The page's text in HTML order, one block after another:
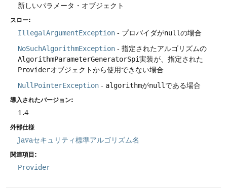
新しいパラメータ・オブジェクト
スロー:
IllegalArgumentException - プロバイダがnullの場合
NoSuchAlgorithmException - 指定されたアルゴリズムの
AlgorithmParameterGeneratorSpi実装が、指定された
Providerオブジェクトから使用できない場合
NullPointerException - algorithmがnull である場合
導入されたバージョン:
1.4
外部仕様
Javaセキュリティ標準アルゴリズム名
関連項目:
Provider